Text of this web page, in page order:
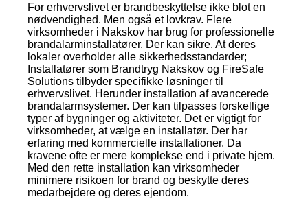
For erhvervslivet er brandbeskyttelse ikke blot en
nødvendighed. Men også et lovkrav. Flere
virksomheder i Nakskov har brug for professionelle
brandalarminstallatører. Der kan sikre. At deres
lokaler overholder alle sikkerhedsstandarder;
Installatører som Brandtryg Nakskov og FireSafe
Solutions tilbyder specifikke løsninger til
erhvervslivet. Herunder installation af avancerede
brandalarmsystemer. Der kan tilpasses forskellige
typer af bygninger og aktiviteter. Det er vigtigt for
virksomheder, at vælge en installatør. Der har
erfaring med kommercielle installationer. Da
kravene ofte er mere komplekse end i private hjem.
Med den rette installation kan virksomheder
minimere risikoen for brand og beskytte deres
medarbejdere og deres ejendom.